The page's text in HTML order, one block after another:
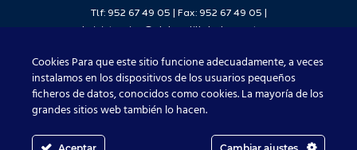
Tlf: 952 67 49 05 | Fax: 952 67 49 05 |
administracion@clubmelillabaloncesto.com
Club Melilla Baloncesto 2021
Cookies Para que este sitio funcione adecuadamente, a veces
instalamos en los dispositivos de los usuarios pequeños
ficheros de datos, conocidos como cookies. La mayoría de los
grandes sitios web también lo hacen.